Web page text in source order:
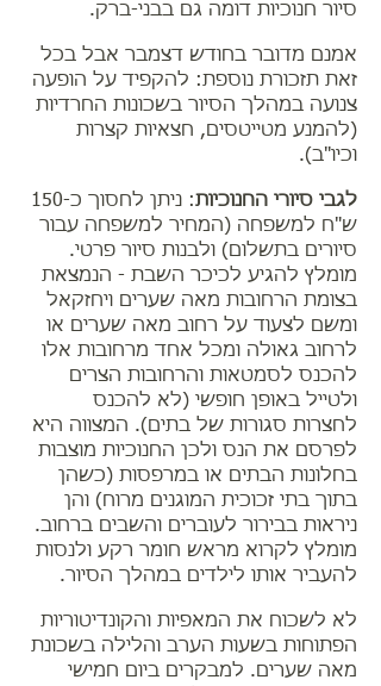
סיור חנוכיות דומה גם בבני-ברק.
אמנם מדובר בחודש דצמבר אבל בכל
זאת תזכורת נוספת: להקפיד על הופעה
צנועה במהלך הסיור בשכונות החרדיות
(להמנע מטייטסים, חצאיות קצרות
וכיו"ב).
לגבי סיורי החנוכיות
: ניתן לחסוך כ-150
ש"ח למשפחה (המחיר למשפחה עבור
סיורים בתשלום) ולבנות סיור פרטי.
מומלץ להגיע לכיכר השבת - הנמצאת
בצומת הרחובות מאה שערים ויחזקאל
ומשם לצעוד על רחוב מאה שערים או
לרחוב גאולה ומכל אחד מרחובות אלו
להכנס לסמטאות והרחובות הצרים
ולטייל באופן חופשי (לא להכנס
לחצרות סגורות של בתים). המצווה היא
לפרסם את הנס ולכן החנוכיות מוצבות
בחלונות הבתים או במרפסות (כשהן
בתוך בתי זכוכית המוגנים מרוח) והן
ניראות בבירור לעוברים והשבים ברחוב.
מומלץ לקרוא מראש חומר רקע ולנסות
להעביר אותו לילדים במהלך הסיור.
לא לשכוח את המאפיות והקונדיטוריות
הפתוחות בשעות הערב והלילה בשכונת
מאה שערים. למבקרים ביום חמישי